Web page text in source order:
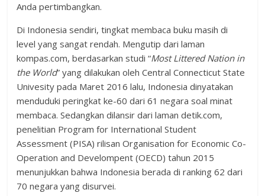
Anda pertimbangkan.
Di Indonesia sendiri, tingkat membaca buku masih di
level yang sangat rendah. Mengutip dari laman
kompas.com, berdasarkan studi “Most Littered Nation in
the World” yang dilakukan oleh Central Connecticut State
Univesity pada Maret 2016 lalu, Indonesia dinyatakan
menduduki peringkat ke-60 dari 61 negara soal minat
membaca. Sedangkan dilansir dari laman detik.com,
penelitian Program for International Student
Assessment (PISA) rilisan Organisation for Economic Co-
Operation and Develompent (OECD) tahun 2015
menunjukkan bahwa Indonesia berada di ranking 62 dari
70 negara yang disurvei.